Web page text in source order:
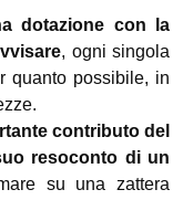
dotazione con la
, ogni singola
quanto possibile, in
contributo del
resoconto di un
su una zattera